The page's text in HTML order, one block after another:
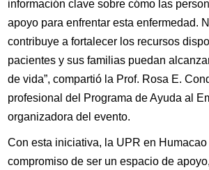
información clave sobre cómo las
apoyo para enfrentar esta enfermedad.
contribuye a fortalecer los recursos
pacientes y sus familias puedan
de vida”, compartió la Prof. Rosa E.
profesional del Programa de Ayuda al
organizadora del evento.
Con esta iniciativa, la UPR en Humacao
compromiso de ser un espacio de